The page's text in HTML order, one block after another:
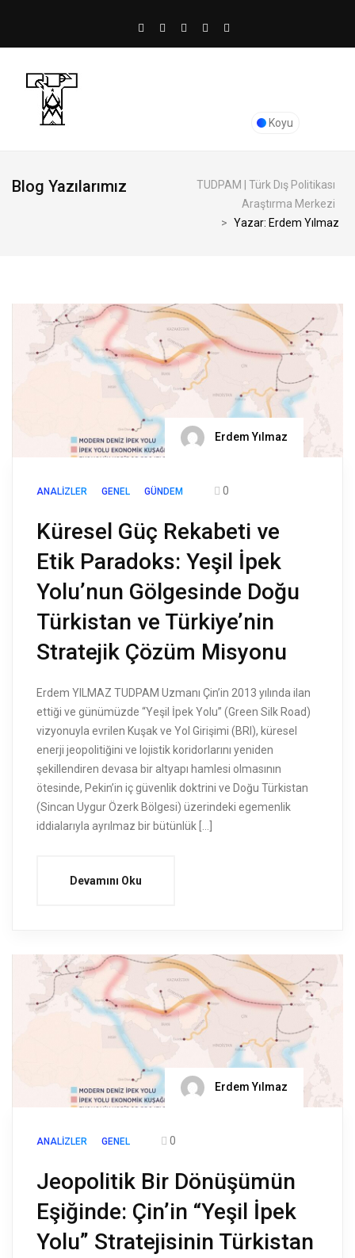
Koyu
Blog Yazılarımız
TUDPAM | Türk Dış Politikası
Araştırma Merkezi
> Yazar: Erdem Yılmaz
Erdem Yılmaz
ANALIZLER GENEL GÜNDEM 0
Küresel Güç Rekabeti ve
Etik Paradoks: Yeşil İpek
Yolu’nun Gölgesinde Doğu
Türkistan ve Türkiye’nin
Stratejik Çözüm Misyonu
Erdem YILMAZ TUDPAM Uzmanı Çin’in 2013 yılında ilan
ettiği ve günümüzde “Yeşil İpek Yolu” (Green Silk Road)
vizyonuyla evrilen Kuşak ve Yol Girişimi (BRI), küresel
enerji jeopolitiğini ve lojistik koridorlarını yeniden
şekillendiren devasa bir altyapı hamlesi olmasının
ötesinde, Pekin’in iç güvenlik doktrini ve Doğu Türkistan
(Sincan Uygur Özerk Bölgesi) üzerindeki egemenlik
iddialarıyla ayrılmaz bir bütünlük […]
Devamını Oku
Erdem Yılmaz
ANALIZLER GENEL 0
Jeopolitik Bir Dönüşümün
Eşiğinde: Çin’in “Yeşil İpek
Yolu” Stratejisinin Türkistan